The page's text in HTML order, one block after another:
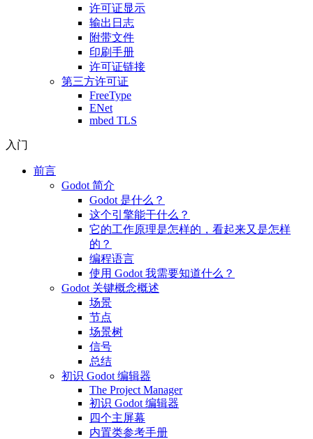
许可证显示
输出日志
附带文件
印刷手册
许可证链接
第三方许可证
FreeType
ENet
mbed TLS
入门
前言
Godot 简介
Godot 是什么？
这个引擎能干什么？
它的工作原理是怎样的，看起来又是怎样
的？
编程语言
使用 Godot 我需要知道什么？
Godot 关键概念概述
场景
节点
场景树
信号
总结
初识 Godot 编辑器
The Project Manager
初识 Godot 编辑器
四个主屏幕
内置类参考手册